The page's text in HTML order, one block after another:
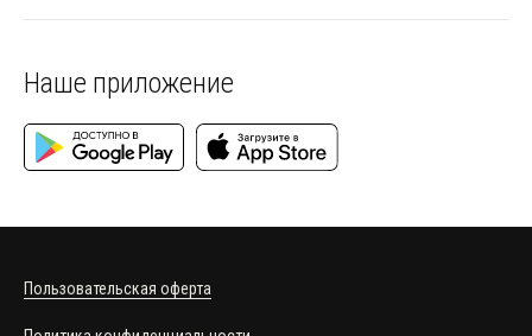
Наше приложение
Пользовательская оферта